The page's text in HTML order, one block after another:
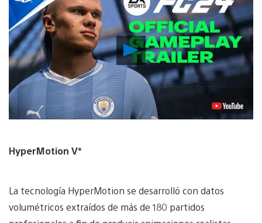
Reproducir
Video
HyperMotion V*
La tecnología HyperMotion se desarrolló con datos
volumétricos extraídos de más de 180 partidos